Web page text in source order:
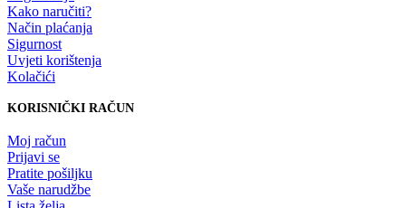
Kako naručiti?
Način plaćanja
Sigurnost
Uvjeti korištenja
Kolačići
KORISNIČKI RAČUN
Moj račun
Prijavi se
Pratite pošiljku
Vaše narudžbe